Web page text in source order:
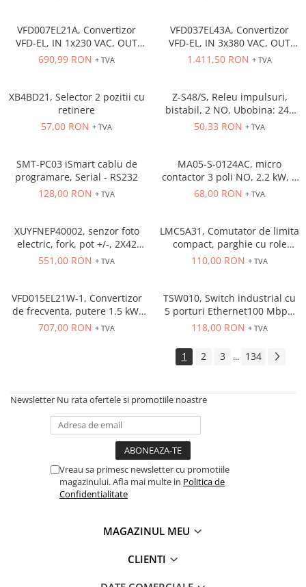
VFD007EL21A, Convertizor
VFD-EL, IN 1x230 VAC, OUT
3x230 VAC, 0.75 kW, 4.2 A,
inclus
690,99 RON + TVA
VFD037EL43A, Convertizor
VFD-EL, IN 3x380 VAC, OUT
3x380 VAC, 3.7kW, 8.2 A,
inclus
1.411,50 RON + TVA
XB4BD21, Selector 2 pozitii cu
retinere
57,00 RON + TVA
Z-S48/S, Releu impulsuri,
bistabil, 2 NO, Ubobina: 24V
DC, 48V AC, 16A
50,33 RON + TVA
SMT-PC03 iSmart cablu de
programare, Serial - RS232
128,00 RON + TVA
MA05-S-0124AC, micro
contactor 3 poli NO, 2.2 kW, 5
A, Aux Cont 1NC , bobina 24 V
68,00 RON + TVA
XUYFNEP40002, senzor foto
electric, fork, pot +/-, 2X42
mm, 12...24 VDC, M8
551,00 RON + TVA
LMC5A31, Comutator de limita
compact, parghie cu role
NO+NC, corp metalic cu
110,00 RON + TVA
VFD015EL21W-1, Convertizor
de frecventa, putere 1.5 kW,
7.5 A, IN: 1 x 230 VAC, OUT: 3
707,00 RON + TVA
TSW010, Switch industrial cu
5 porturi Ethernet100 Mbps,
montaj pe sina
118,00 RON + TVA
1 2 3 ... 134
Newsletter Nu rata ofertele si promotiile noastre
Vreau sa primesc newsletter cu promotiile
magazinului. Afla mai multe in Politica de
Confidentialitate
MAGAZINUL MEU
CLIENTI